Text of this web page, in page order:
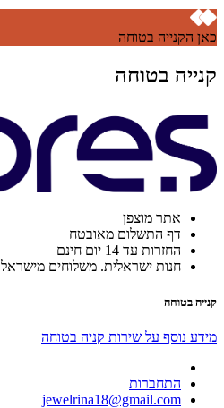
כאן הקנייה בטוחה
קנייה בטוחה
אתר מוצפן
דף התשלום מאובטח
החזרות עד 14 יום חינם
חנות ישראלית. משלוחים מישראל
קנייה בטוחה
מידע נוסף על שירות קניה בטוחה
התחברות
jewelrina18@gmail.com